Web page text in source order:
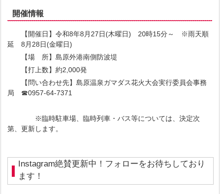
開催情報
【開催日】令和8年8月27日(木曜日) 20時15分～ ※雨天順
延 8月28日(金曜日)
【場 所】島原外港南側防波堤
【打上数】約2,000発
【問い合わせ先】島原温泉ガマダス花火大会実行委員会事務
局 ☎0957-64-7371
※臨時駐車場、臨時列車・バス等については、決定次
第、更新します。
Instagram絶賛更新中！フォローをお待ちしており
ます！